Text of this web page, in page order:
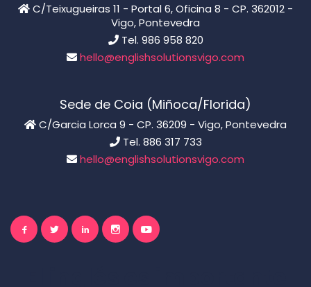
C/Teixugueiras 11 - Portal 6, Oficina 8 - CP. 362012 -
Vigo, Pontevedra
Tel. 986 958 820
hello@englishsolutionsvigo.com
Sede de Coia (Miñoca/Florida)
C/Garcia Lorca 9 - CP. 36209 - Vigo, Pontevedra
Tel. 886 317 733
hello@englishsolutionsvigo.com